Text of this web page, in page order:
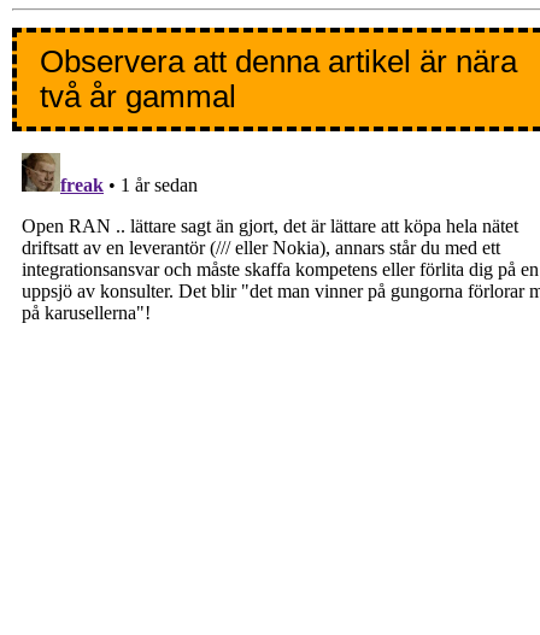
Observera att denna artikel är nära
två år gammal